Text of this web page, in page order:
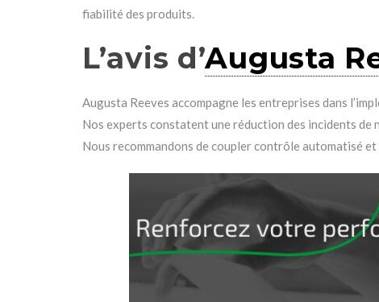
fiabilité des produits.
L’avis d’Augusta
Augusta Reeves accompagne les entreprises dans
Nos experts constatent une réduction des incidents
Nous recommandons de coupler contrôle automatisé